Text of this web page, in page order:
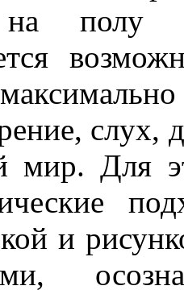
на полу
слух,
мир. Для
и